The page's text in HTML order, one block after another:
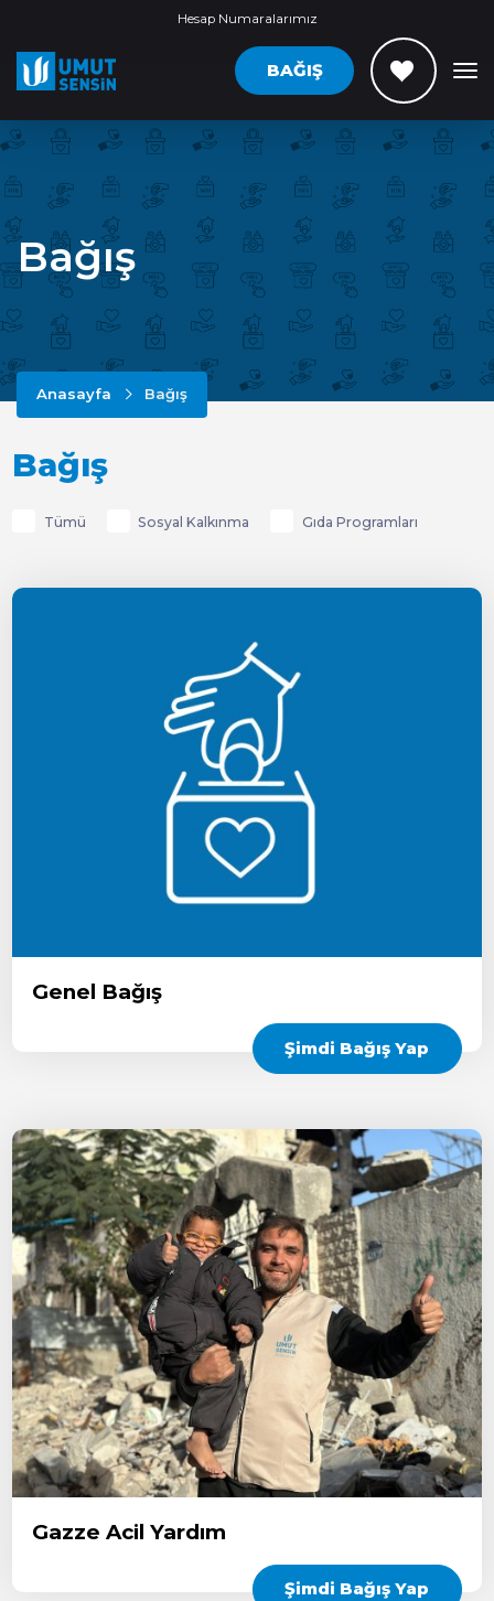
Hesap Numaralarımız
BAĞIŞ
Bağış
Anasayfa Bağış
Bağış
Tümü Sosyal Kalkınma Gıda Programları
Genel Bağış
Şimdi Bağış Yap
Gazze Acil Yardım
Şimdi Bağış Yap